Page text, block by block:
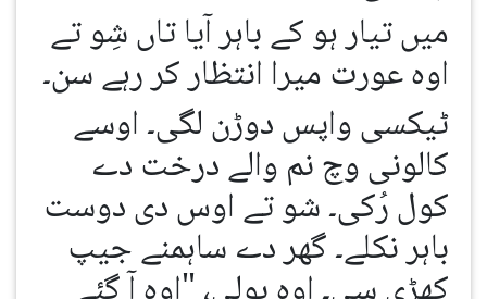
میں تیار ہو کے باہر آیا تاں شِو تے
اوہ عورت میرا انتظار کر رہے سن۔
ٹیکسی واپس دوڑن لگی۔ اوسے
کالونی وچ نم والے درخت دے
کول رُکی۔ شو تے اوس دی دوست
باہر نکلے۔ گھر دے ساہمنے جیپ